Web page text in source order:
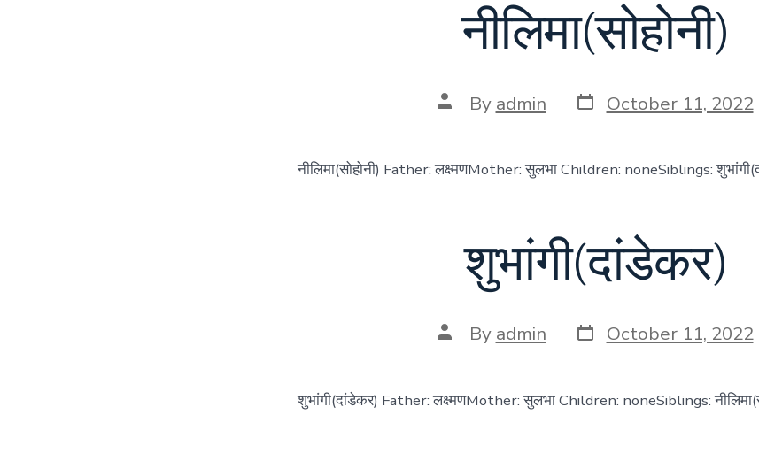
नीलिमा(सोहोनी)
Post
author
By admin Post
date
October 11, 2022
नीलिमा(सोहोनी) Father: लक्ष्मणMother: सुलभा Children: noneSiblings:
शुभांगी(दांडेकर)
Post
author
By admin Post
date
October 11, 2022
शुभांगी(दांडेकर) Father: लक्ष्मणMother: सुलभा Children: noneSiblings: